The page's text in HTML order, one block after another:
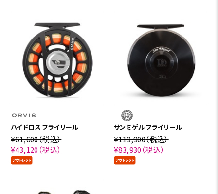
ハイドロス フライリール
¥61,600（税込）
¥43,120 （税込）
サンミゲル フライリール
¥119,900（税込）
¥83,930 （税込）